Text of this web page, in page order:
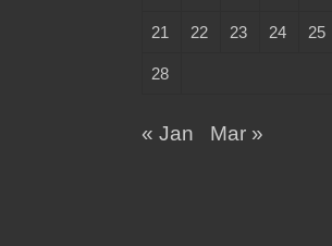
21 22 23 24 25
28
« Jan Mar »